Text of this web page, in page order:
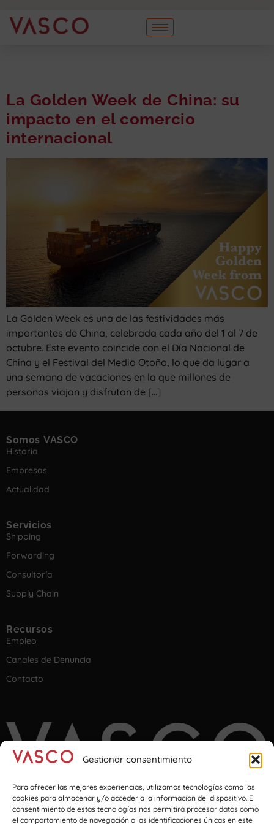
Gestionar consentimiento
Para ofrecer las mejores experiencias, utilizamos tecnologías como las
cookies para almacenar y/o acceder a la información del dispositivo. El
consentimiento de estas tecnologías nos permitirá procesar datos como
el comportamiento de navegación o las identificaciones únicas en este
La Golden Week de China: su
impacto en el comercio
internacional
La Golden Week es una de las festividades más
importantes de China, celebrada cada año del 1 al 7 de
octubre. Este evento coincide con el Día Nacional de
China y el Festival del Medio Otoño, lo que da lugar a
una semana de vacaciones en la que millones de
personas viajan y disfrutan de […]
Somos VASCO
Historia
Empresas
Actualidad
Servicios
Shipping
Forwarding
Consultoría
Supply Chain
Recursos
Empleo
Canales de Denuncia
Contacto